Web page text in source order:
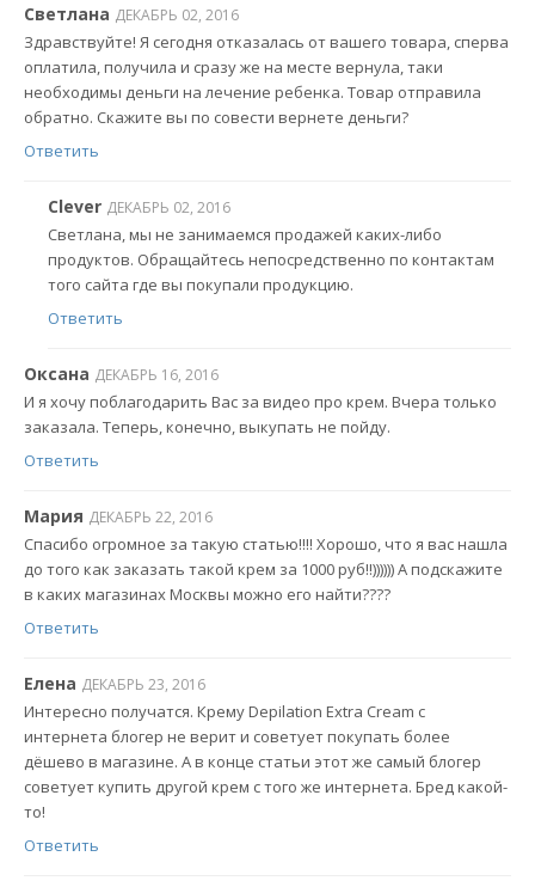
Светлана ДЕКАБРЬ 02, 2016
Здравствуйте! Я сегодня отказалась от вашего товара, сперва
оплатила, получила и сразу же на месте вернула, таки
необходимы деньги на лечение ребенка. Товар отправила
обратно. Скажите вы по совести вернете деньги?
Ответить
Clever ДЕКАБРЬ 02, 2016
Светлана, мы не занимаемся продажей каких-либо
продуктов. Обращайтесь непосредственно по контактам
того сайта где вы покупали продукцию.
Ответить
Оксана ДЕКАБРЬ 16, 2016
И я хочу поблагодарить Вас за видео про крем. Вчера только
заказала. Теперь, конечно, выкупать не пойду.
Ответить
Мария ДЕКАБРЬ 22, 2016
Спасибо огромное за такую статью!!!! Хорошо, что я вас нашла
до того как заказать такой крем за 1000 руб!!)))))) А подскажите
в каких магазинах Москвы можно его найти????
Ответить
Елена ДЕКАБРЬ 23, 2016
Интересно получатся. Крему Depilation Extra Cream с
интернета блогер не верит и советует покупать более
дёшево в магазине. А в конце статьи этот же самый блогер
советует купить другой крем с того же интернета. Бред какой-
то!
Ответить